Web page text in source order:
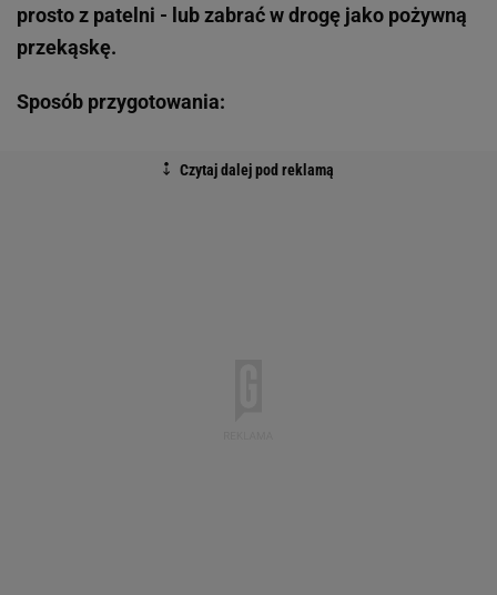
prosto z patelni - lub zabrać w drogę jako pożywną
przekąskę.
Sposób przygotowania: